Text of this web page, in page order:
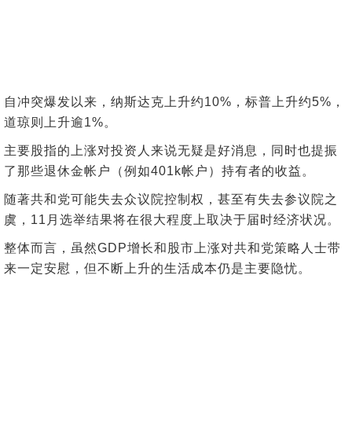
自冲突爆发以来，纳斯达克上升约10%，标普上升约5%，
道琼则上升逾1%。
主要股指的上涨对投资人来说无疑是好消息，同时也提振
了那些退休金帐户（例如401k帐户）持有者的收益。
随著共和党可能失去众议院控制权，甚至有失去参议院之
虞，11月选举结果将在很大程度上取决于届时经济状况。
整体而言，虽然GDP增长和股市上涨对共和党策略人士带
来一定安慰，但不断上升的生活成本仍是主要隐忧。